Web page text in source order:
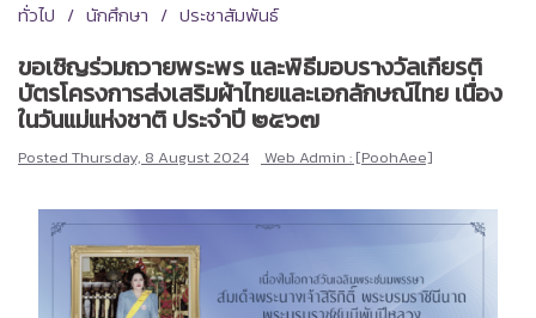
ทั่วไป
นักศึกษา ประชาสัมพันธ์
ขอเชิญร่วมถวายพระพร และพิธีมอบรางวัลเกียรติ
บัตรโครงการส่งเสริมผ้าไทยและเอกลักษณ์ไทย เนื่อง
ในวันแม่แห่งชาติ ประจำปี ๒๕๖๗
Posted Thursday, 8 August 2024 Web Admin : [PoohAee]